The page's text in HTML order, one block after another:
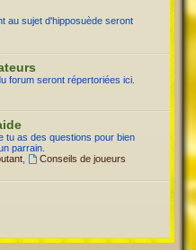
r
au sujet d'hipposuède seront
forum seront répertoriées ici.
tu as des questions pour bien
parrain.
,
Conseils de joueurs